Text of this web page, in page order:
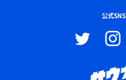
公式SNS